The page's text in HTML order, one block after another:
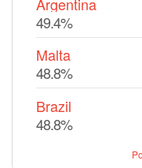
49.4%
Malta
48.8%
Brazil
48.8%